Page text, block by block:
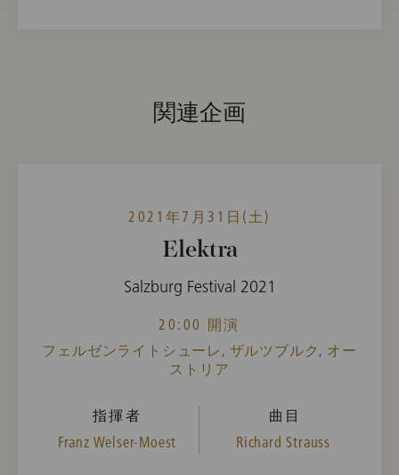
関連企画
2021年7月31日(土)
Elektra
Salzburg Festival 2021
20:00 開演
フェルゼンライトシューレ, ザルツブルク, オー
ストリア
指揮者
Franz Welser-Moest
曲目
Richard Strauss